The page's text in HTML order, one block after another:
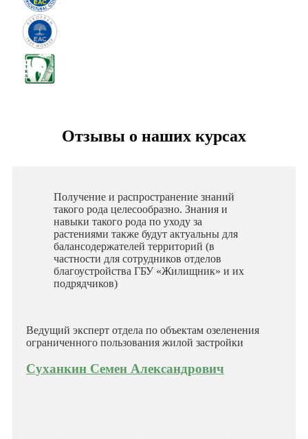
Отзывы о наших курсах
Получение и распространение знаний
такого рода целесообразно. Знания и
навыки такого рода по уходу за
растениями также будут актуальны для
балансодержателей территорий (в
частности для сотрудников отделов
благоустройства ГБУ «Жилищник» и их
подрядчиков)
Ведущий эксперт отдела по объектам озеленения
ограниченного пользования жилой застройки
Суханкин Семен Александрович